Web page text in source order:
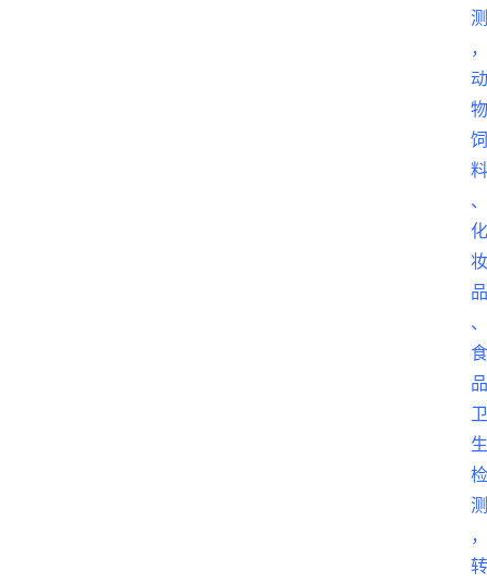
测
，
动
物
饲
料
、
化
妆
品
、
食
品
卫
生
检
测
，
转